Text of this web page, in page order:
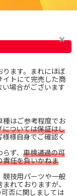
ます。まれにほぼ
イトにて完売した商
場合がございます
種はご参考程度でお
については保証はし
様様自身でご確認く
ず、 車検通過の可
責任を負いかねま
技用パーツや一般
れておりますが、
否に関しましては